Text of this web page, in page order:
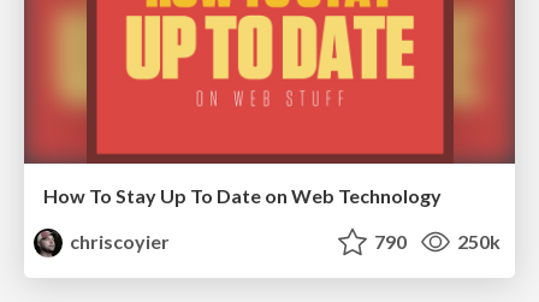
How To Stay Up To Date on Web Technology
chriscoyier
790 250k